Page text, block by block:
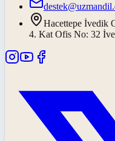
Hacettepe İvedik
4. Kat Ofis No: 32